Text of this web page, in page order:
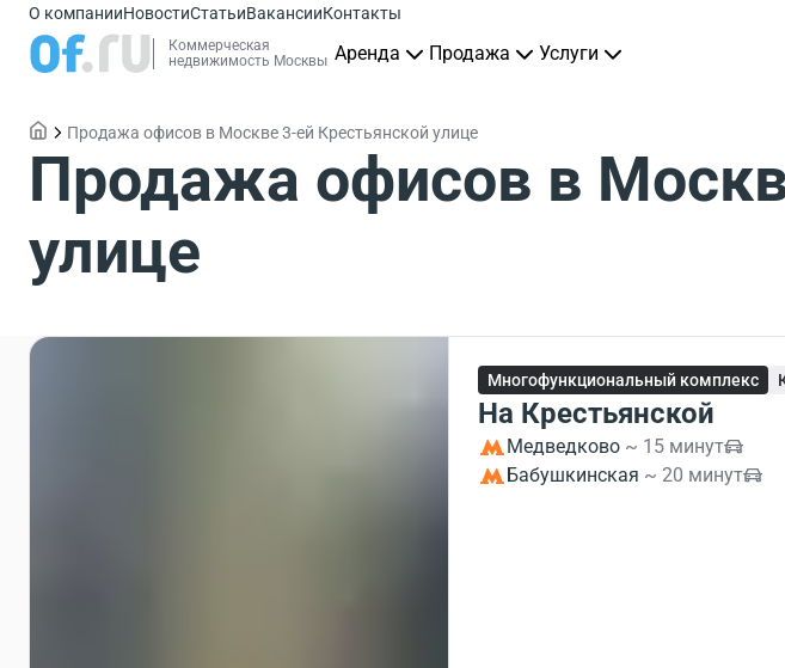
О компанииНовостиСтатьиВакансииКонтакты
Коммерческая
недвижимость Москвы Аренда Продажа Услуги
Продажа офисов в Москве 3-ей Крестьянской улице
Продажа офисов в
улице
Многофункциональный комплекс
На Крестьянской
Медведково ~ 15 минут
Бабушкинская ~ 20 минут